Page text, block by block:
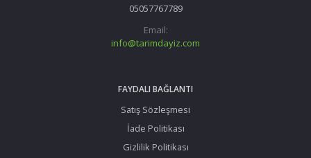
05057767789
Email:
info@tarimdayiz.com
FAYDALI BAĞLANTI
Satış Sözleşmesi
İade Politikası
Gizlilik Politikası